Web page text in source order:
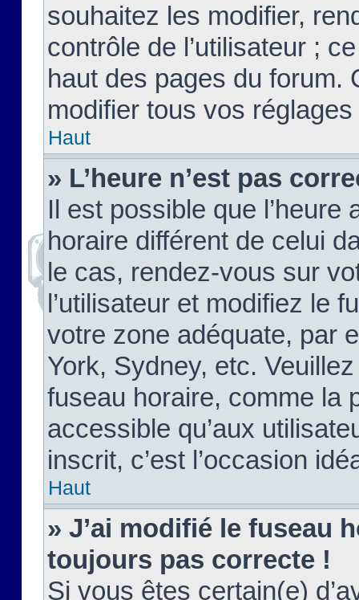
souhaitez les modifier,
contrôle de l’utilisateur ;
haut des pages du forum.
modifier tous vos
Haut
» L’heure n’est pas
Il est possible que
horaire différent de celui
le cas, rendez-vous sur
l’utilisateur et modifiez le
votre zone adéquate, par
York, Sydney, etc.
fuseau horaire, comme la
accessible qu’aux
inscrit, c’est l’occasion
Haut
» J’ai modifié le fuseau
toujours pas correcte !
Si vous êtes certain(e)